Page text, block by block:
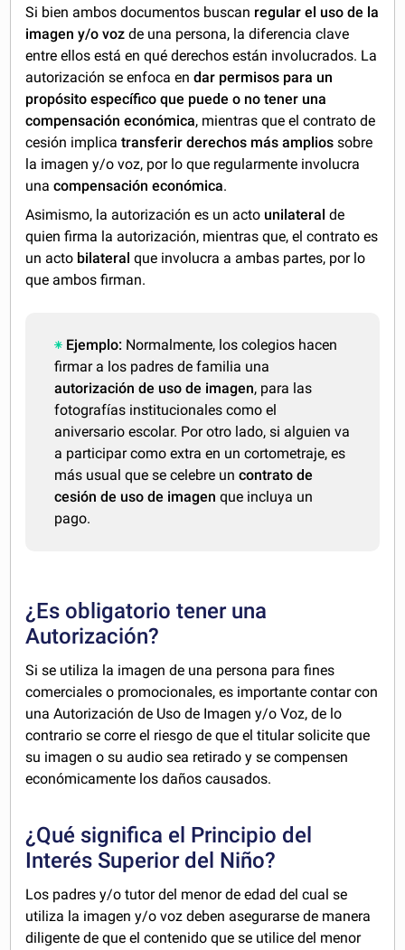
Si bien ambos documentos buscan regular el uso de la
imagen y/o vozde una persona, la diferencia clave
entre ellos está en qué derechos están involucrados. La
autorización se enfoca endar permisos para un
propósito específico que puede o no tener una
compensación económica, mientras que el contrato de
cesión implicatransferir derechos más amplios sobre
la imagen y/o voz, por lo que regularmente involucra
unacompensación económica.
Asimismo, la autorización es un acto unilateral de
quien firma la autorización, mientras que, el contrato es
un acto bilateralque involucra a ambas partes, por lo
que ambos firman.
Ejemplo: Normalmente, los colegios hacen
firmar a los padres de familia una
autorización de uso de imagen, para las
fotografías institucionales como el
aniversario escolar. Por otro lado, si alguien va
a participar como extra en un cortometraje, es
más usual que se celebre uncontrato de
cesión de uso de imagen que incluya un
pago.
¿Es obligatorio tener una
Autorización?
Si se utiliza la imagen de una persona para fines
comerciales o promocionales, es importante contar con
una Autorización de Uso de Imagen y/o Voz, de lo
contrario se corre el riesgo de que el titular solicite que
su imagen o su audio sea retirado y se compensen
económicamente los daños causados.
¿Qué significa el Principio del
Interés Superior del Niño?
Los padres y/o tutor del menor de edad del cual se
utiliza la imagen y/o voz deben asegurarse de manera
diligente de que el contenido que se utilice del menor